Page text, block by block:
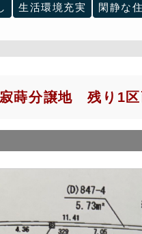
生活環境充実 閑静な
蒔分譲地 残り1区